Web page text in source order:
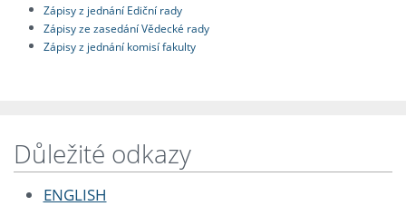
Zápisy z jednání Ediční rady
Zápisy ze zasedání Vědecké rady
Zápisy z jednání komisí fakulty
Důležité odkazy
ENGLISH